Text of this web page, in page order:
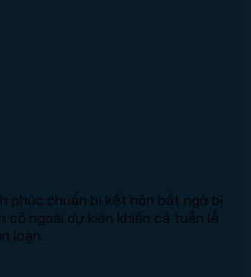
phúc chuẩn bị kết hôn bất ngờ bị
cố ngoài dự kiến khiến cả tuần lễ
loạn.